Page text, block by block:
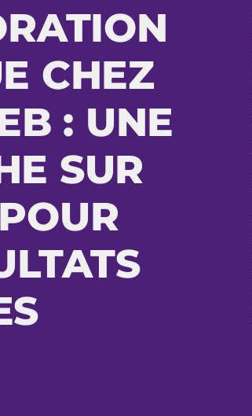
CHEZ
: UNE
SUR